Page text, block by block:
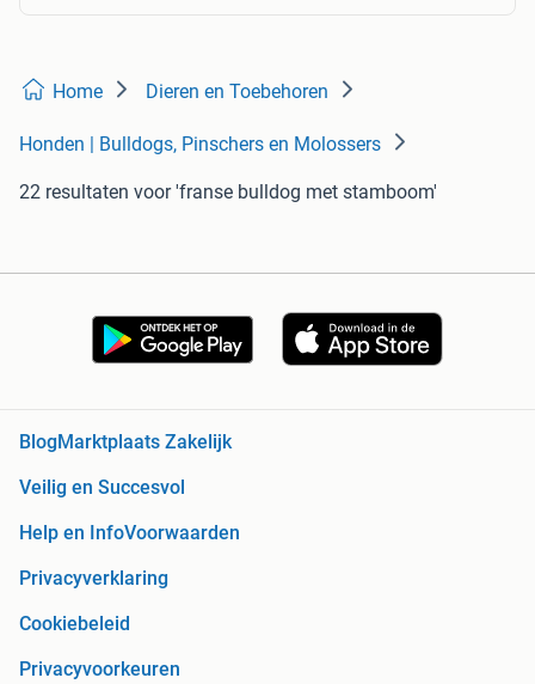
Home Dieren en Toebehoren
Honden | Bulldogs, Pinschers en Molossers
22 resultaten voor 'franse bulldog met stamboom'
Blog Marktplaats Zakelijk
Veilig en Succesvol
Help en InfoVoorwaarden
Privacyverklaring
Cookiebeleid
Privacyvoorkeuren